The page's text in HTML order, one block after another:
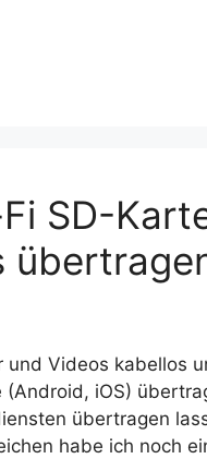
SD-
und Videos kabellos
iOS)
übertragen
habe ich noch